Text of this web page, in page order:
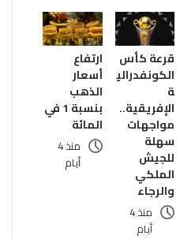
قرعة كأس
الكونفدرالي
ة
الإفريقية..
مواجهات
سهلة
للجيش
الملكي
والرجاء
منذ 4
أيام
ارتفاع
أسعار
الذهب
بنسبة 1 في
المائة
منذ 4
أيام